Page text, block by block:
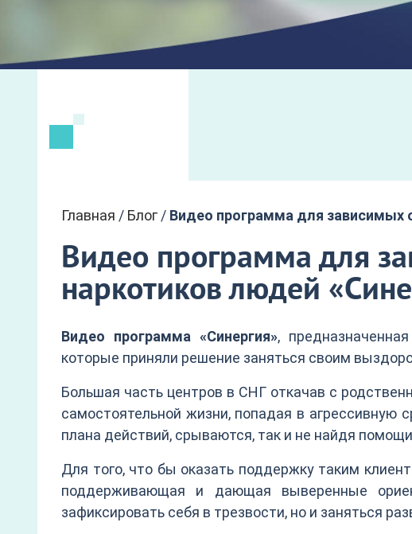
Главная / Блог / Видео программа для зависимых
Видео программа для
наркотиков людей
Видео программа «Синергия»,
которые приняли решение заняться своим
Большая часть центров в СНГ откачав с
самостоятельной жизни, попадая в агрессивную
плана действий, срываются, так и не найдя
Для того, что бы оказать поддержку таким
поддерживающая и дающая выверенные
зафиксировать себя в трезвости, но и заняться